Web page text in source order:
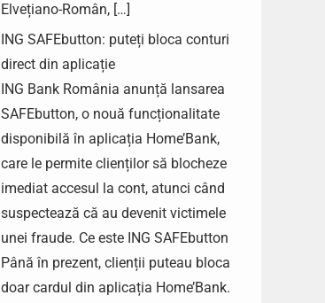
Elvețiano-Român, […]
ING SAFEbutton: puteți bloca conturi
direct din aplicație
ING Bank România anunță lansarea
SAFEbutton, o nouă funcționalitate
disponibilă în aplicația Home’Bank,
care le permite clienților să blocheze
imediat accesul la cont, atunci când
suspectează că au devenit victimele
unei fraude. Ce este ING SAFEbutton
Până în prezent, clienții puteau bloca
doar cardul din aplicația Home’Bank.